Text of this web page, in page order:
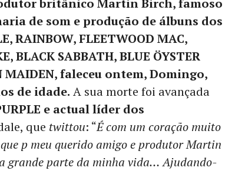
britânico Martin Birch, famoso
de som e produção de álbuns dos
RAINBOW, FLEETWOOD MAC,
BLACK SABBATH, BLUE ÖYSTER
MAIDEN, faleceu ontem, Domingo,
de idade. A sua morte foi avançada
e actual líder dos
que twittou: “É com um coração muito
p meu querido amigo e produtor Martin
grande parte da minha vida… Ajudando-